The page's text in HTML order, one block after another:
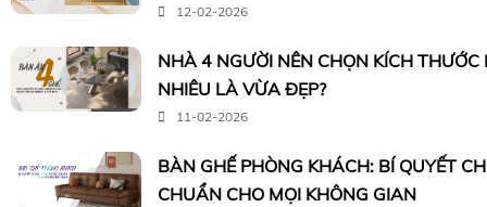
12-02-2026
NHÀ 4 NGƯỜI NÊN CHỌN KÍCH
NHIÊU LÀ VỪA ĐẸP?
11-02-2026
BÀN GHẾ PHÒNG KHÁCH: BÍ QUYẾT
CHUẨN CHO MỌI KHÔNG GIAN